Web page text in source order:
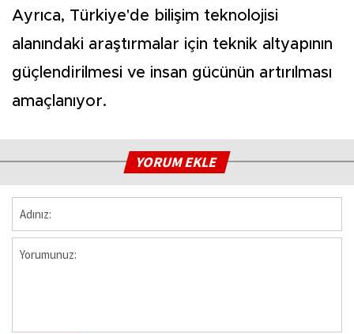
Ayrıca, Türkiye'de bilişim teknolojisi
alanındaki araştırmalar için teknik altyapının
güçlendirilmesi ve insan gücünün artırılması
amaçlanıyor.
YORUM EKLE